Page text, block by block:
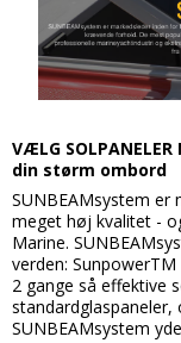
VÆLG
din størm ombord
SUNBEAMsystem er
meget høj kvalitet -
Marine.
verden:
2 gange så effektive
SUNBEAMsystem